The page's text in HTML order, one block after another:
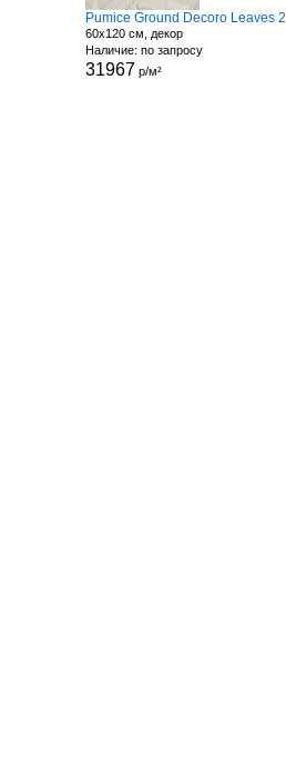
Pumice Ground Decoro Leaves 2
60x120 см, декор
Наличие: по запросу
31967 р/м²